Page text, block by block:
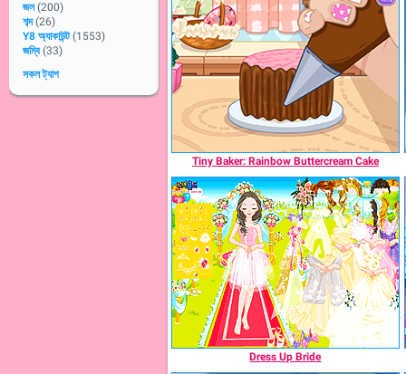
জল (200)
শব্দ (26)
Y8 অ্যাকাউন্ট (1553)
জম্বি (33)
সকল ট্যাগ
Tiny Baker: Rainbow Buttercream Cake
Dress Up Bride